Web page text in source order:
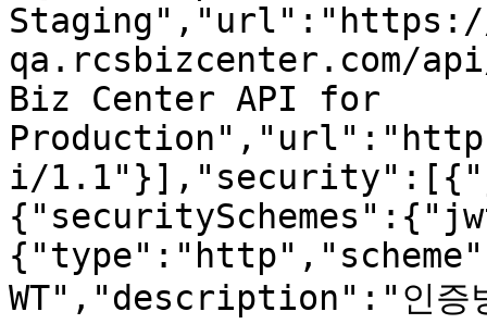
qa.rcsbizcenter.com/
Biz Center API for
i/
WT","description":"인증방